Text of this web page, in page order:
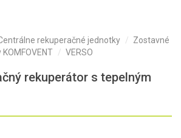
rekuperačné jednotky
Zostavné
VERSO
rekuperátor s tepelným